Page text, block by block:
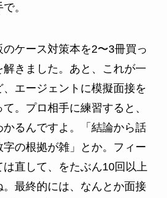
。
ケース対策本を2〜3冊買っ
きました。あと、これが一
エージェントに模擬面接を
。プロ相手に練習すると、
かるんですよ。「結論から話
の根拠が雑」とか。フィー
は直して、をたぶん10回以上
最終的には、なんとか面接